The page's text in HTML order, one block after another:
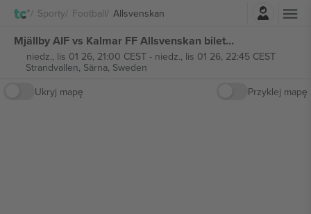
Sporty Football Allsvenskan
Mjällby AIF vs Kalmar FF Allsvenskan biletów
niedz., lis 01 26, 21:00 CEST- niedz., lis 01 26, 22:45 CEST
Strandvallen, Särna, Sweden
Ukryj mapę
Przyklej mapę